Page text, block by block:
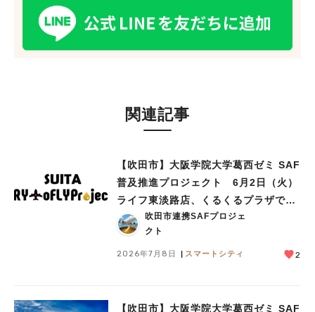
関連記事
【吹田市】大阪学院大学葛西ゼミ SAF
普及推進プロジェクト 6月2日（火）
ライフ東淡路店、くるくるプラザで見
学会を実施吹田市連携SAFプロジェ
クト
2026年7月8日 スマートシティ 2
【吹田市】大阪学院大学葛西ゼミ SAF